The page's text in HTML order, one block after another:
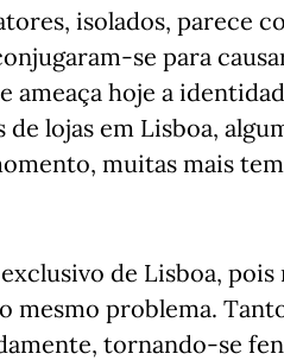
isolados, parece
se para
ameaça hoje a
de lojas em Lisboa,
muitas mais
de Lisboa,
mesmo problema.
tornando-se